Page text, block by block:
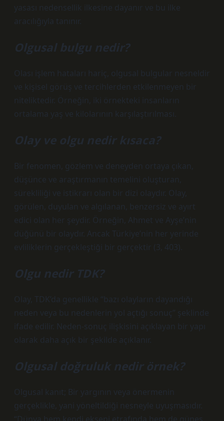
yasası nedensellik ilkesine dayanır ve bu ilke
aracılığıyla tanınır.
Olgusal bulgu nedir?
Olası işlem hataları hariç, olgusal bulgular nesneldir
ve kişisel görüş ve tercihlerden etkilenmeyen bir
niteliktedir. Örneğin, iki örnekteki insanların
ortalama yaş ve kilolarının karşılaştırılması.
Olay ve olgu nedir kısaca?
Bir fenomen, gözlem ve deneyden ortaya çıkan,
düşünce ve araştırmanın temelini oluşturan,
sürekliliği ve istikrarı olan bir dizi olaydır. Olay,
görülen, duyulan ve algılanan, benzersiz ve ayırt
edici olan her şeydir. Örneğin, Ahmet ve Ayşe’nin
düğünü bir olaydır. Ancak Türkiye’nin her yerinde
evliliklerin gerçekleştiği bir gerçektir (3, 403).
Olgu nedir TDK?
Olay, TDK’da genellikle “bazı olayların dayandığı
neden veya bu nedenlerin yol açtığı sonuç” şeklinde
ifade edilir. Neden-sonuç ilişkisini açıklayan bir yapı
olarak daha açık bir şekilde açıklanır.
Olgusal doğruluk nedir örnek?
Olgusal kanıt; Bir yargının veya önermenin
gerçeklikle, yani yöneltildiği nesneyle uyuşmasıdır.